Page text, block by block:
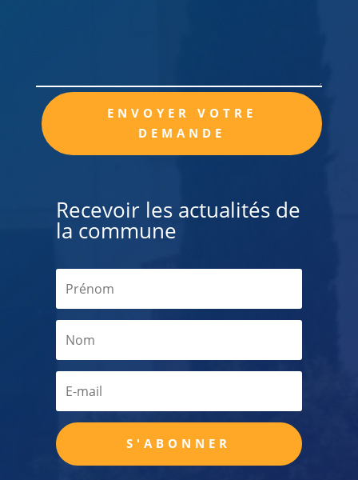
ENVOYER VOTRE
DEMANDE
Alternative:
Recevoir les actualités de
la commune
S'ABONNER